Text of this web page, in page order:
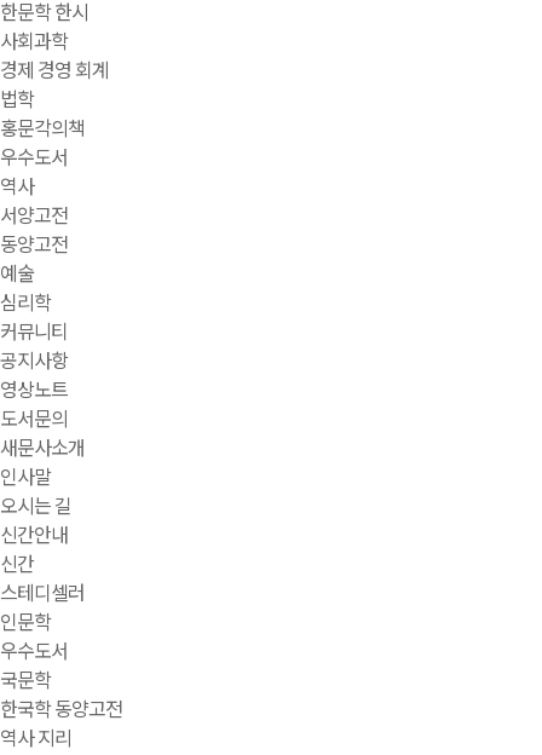
한문학 한시
사회과학
경제 경영 회계
법학
홍문각의책
우수도서
역사
서양고전
동양고전
예술
심리학
커뮤니티
공지사항
영상노트
도서문의
새문사소개
인사말
오시는 길
신간안내
신간
스테디셀러
인문학
우수도서
국문학
한국학 동양고전
역사 지리